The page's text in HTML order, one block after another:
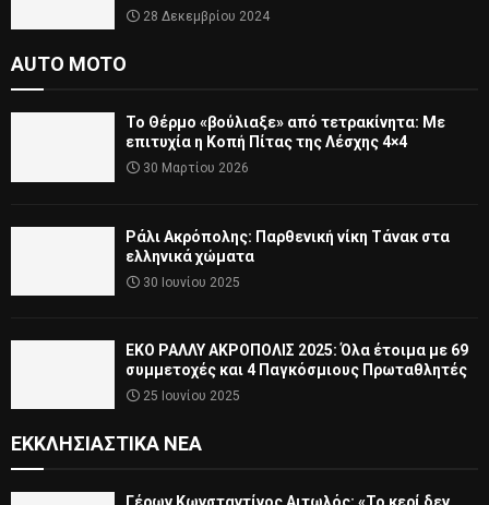
28 Δεκεμβρίου 2024
AUTO MOTO
Το Θέρμο «βούλιαξε» από τετρακίνητα: Με
επιτυχία η Κοπή Πίτας της Λέσχης 4×4
30 Μαρτίου 2026
Ράλι Ακρόπολης: Παρθενική νίκη Τάνακ στα
ελληνικά χώματα
30 Ιουνίου 2025
ΕΚΟ ΡΑΛΛΥ ΑΚΡΟΠΟΛΙΣ 2025: Όλα έτοιμα με 69
συμμετοχές και 4 Παγκόσμιους Πρωταθλητές
25 Ιουνίου 2025
ΕΚΚΛΗΣΙΑΣΤΙΚΆ ΝΈΑ